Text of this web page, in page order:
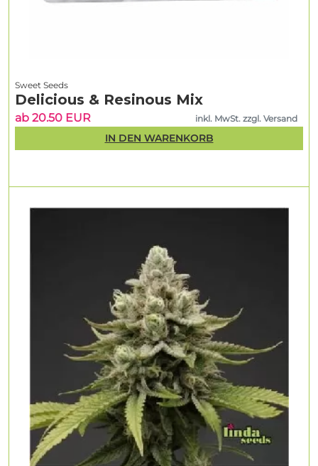
Sweet Seeds
Delicious & Resinous Mix
ab 20.50 EUR inkl. MwSt. zzgl. Versand
IN DEN WARENKORB